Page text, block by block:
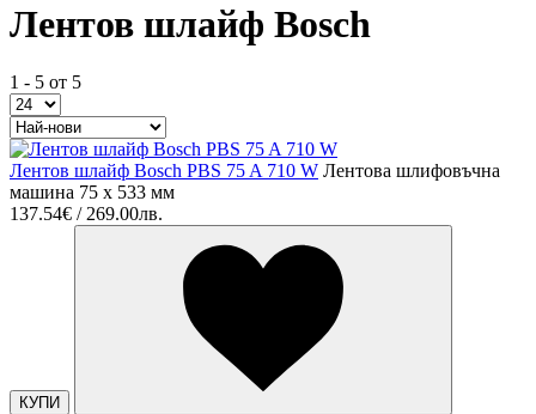
Лентов шлайф Bosch
1 - 5 от 5
Лентов шлайф Bosch PBS 75 A 710 W Лентова шлифовъчна
мaшина 75 x 533 мм
137.54€ / 269.00лв.
КУПИ